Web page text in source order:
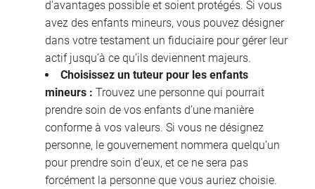
d’avantages possible et soient protégés. Si vous
avez des enfants mineurs, vous pouvez désigner
dans votre testament un fiduciaire pour gérer leur
actif jusqu’à ce qu’ils deviennent majeurs.
Choisissez un tuteur pour les enfants
mineurs : Trouvez une personne qui pourrait
prendre soin de vos enfants d’une manière
conforme à vos valeurs. Si vous ne désignez
personne, le gouvernement nommera quelqu’un
pour prendre soin d’eux, et ce ne sera pas
forcément la personne que vous auriez choisie.